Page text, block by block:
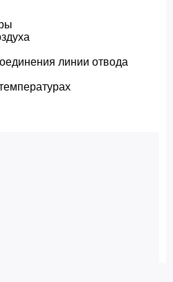
линии отвода